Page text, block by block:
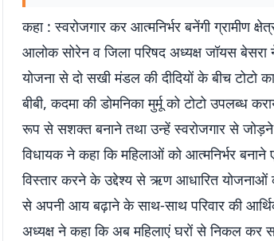
कहा : स्वरोजगार कर आत्मनिर्भर बनेंगी ग्रामीण
आलोक सोरेन व जिला परिषद अध्यक्ष जॉयस
योजना से दो सखी मंडल की दीदियों के बीच टोटो
बीबी, कदमा की डोमनिका मुर्मू को टोटो उपलब्ध
रूप से सशक्त बनाने तथा उन्हें स्वरोजगार से जोड़ने
विधायक ने कहा कि महिलाओं को आत्मनिर्भर
विस्तार करने के उद्देश्य से ऋण आधारित योजनाओं
से अपनी आय बढ़ाने के साथ-साथ परिवार की
अध्यक्ष ने कहा कि अब महिलाएं घरों से निकल कर